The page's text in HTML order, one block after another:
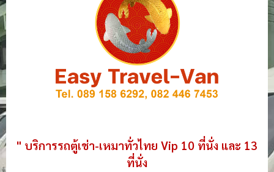
" บริการรถตู้เช่า-เหมาทั่วไทย Vip 10 ที่นั่ง และ 13
ที่นั่ง